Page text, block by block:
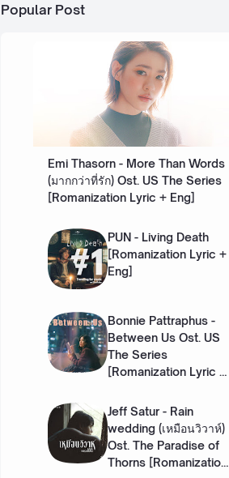
Popular Post
Emi Thasorn - More Than Words
(มากกว่าที่รัก) Ost. US The Series
[Romanization Lyric + Eng]
PUN - Living Death
[Romanization Lyric +
Eng]
Bonnie Pattraphus -
Between Us Ost. US
The Series
[Romanization Lyric +
Jeff Satur - Rain
wedding (เหมือนวิวาห์)
Ost. The Paradise of
Thorns [Romanization